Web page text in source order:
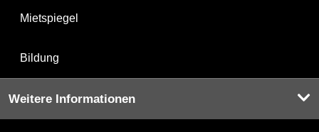
Mietspiegel
Bildung
Weitere Informationen